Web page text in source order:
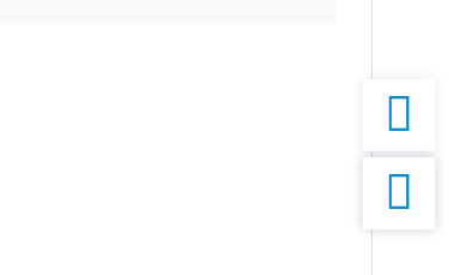

